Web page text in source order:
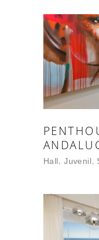
Hall Juvenil